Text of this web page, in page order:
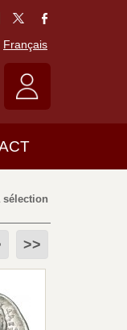
Français
sélection
>>